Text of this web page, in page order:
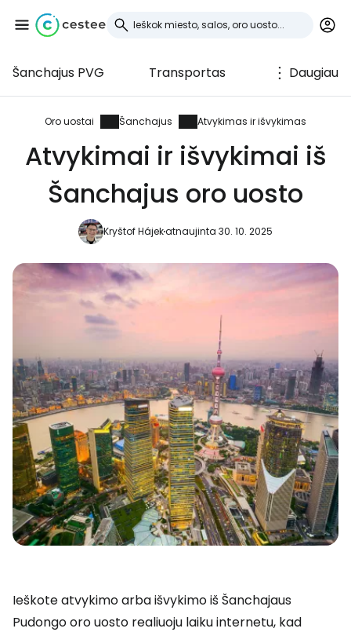
Šanchajus PVG Transportas Daugiau
Oro uostai Šanchajus Atvykimas ir išvykimas
Atvykimai ir išvykimai iš
Šanchajus oro uosto
Kryštof Hájekatnaujinta 30. 10. 2025
Ieškote atvykimo arba išvykimo iš Šanchajaus
Pudongo oro uosto realiuoju laiku internetu, kad
Prisijunkite prie
Cestee
... pasaulinė kelionių bendruomenė
Tęsti su Google
Tęsti su Facebook
Tęsti el. paštu